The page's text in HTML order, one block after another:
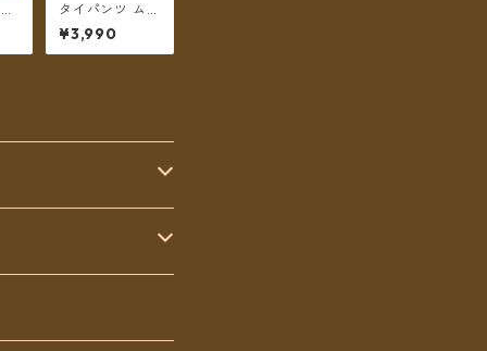
タイパンツ ムエ
タイエレファン
ト カラフルボー
ダー 7カラー リ
¥3,990